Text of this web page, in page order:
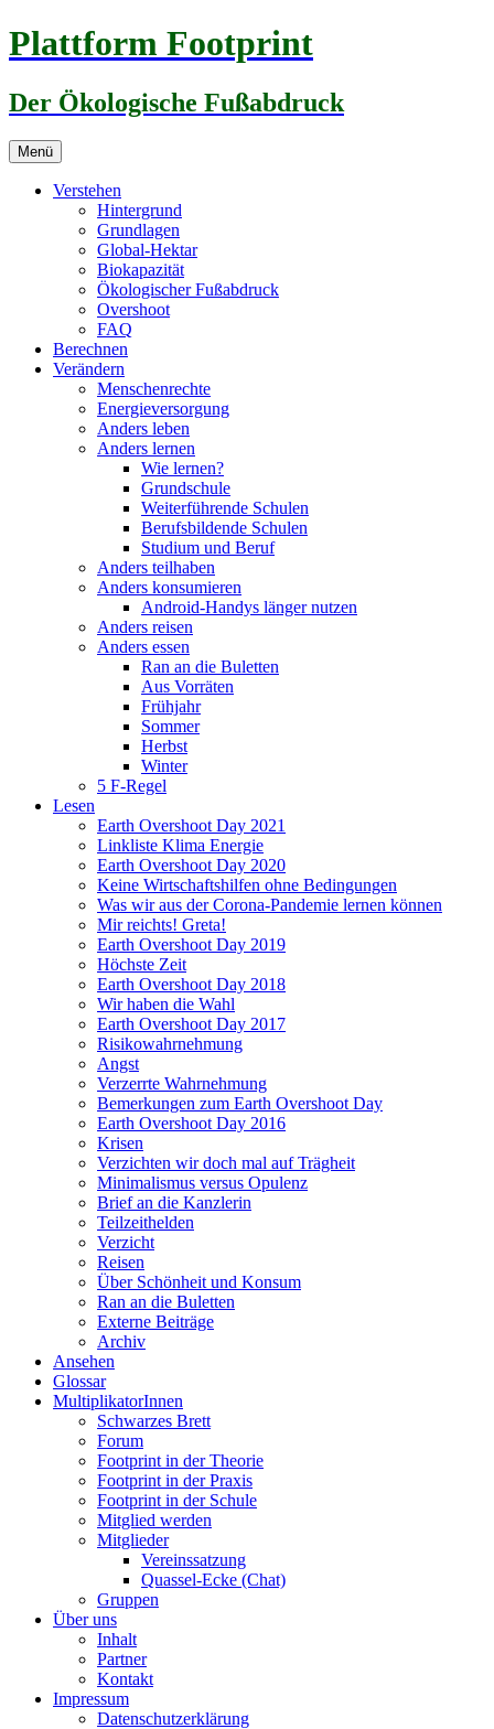
Zum
Inhalt
Plattform Footprint
Der Ökologische Fußabdruck
Menü
Verstehen
Hintergrund
Grundlagen
Global-Hektar
Biokapazität
Ökologischer Fußabdruck
Overshoot
FAQ
Berechnen
Verändern
Menschenrechte
Energieversorgung
Anders leben
Anders lernen
Wie lernen?
Grundschule
Weiterführende Schulen
Berufsbildende Schulen
Studium und Beruf
Anders teilhaben
Anders konsumieren
Android-Handys länger nutzen
Anders reisen
Anders essen
Ran an die Buletten
Aus Vorräten
Frühjahr
Sommer
Herbst
Winter
5 F-Regel
Lesen
Earth Overshoot Day 2021
Linkliste Klima Energie
Earth Overshoot Day 2020
Keine Wirtschaftshilfen ohne Bedingungen
Was wir aus der Corona-Pandemie lernen können
Mir reichts! Greta!
Earth Overshoot Day 2019
Höchste Zeit
Earth Overshoot Day 2018
Wir haben die Wahl
Earth Overshoot Day 2017
Risikowahrnehmung
Angst
Verzerrte Wahrnehmung
Bemerkungen zum Earth Overshoot Day
Earth Overshoot Day 2016
Krisen
Verzichten wir doch mal auf Trägheit
Minimalismus versus Opulenz
Brief an die Kanzlerin
Teilzeithelden
Verzicht
Reisen
Über Schönheit und Konsum
Ran an die Buletten
Externe Beiträge
Archiv
Ansehen
Glossar
MultiplikatorInnen
Schwarzes Brett
Forum
Footprint in der Theorie
Footprint in der Praxis
Footprint in der Schule
Mitglied werden
Mitglieder
Vereinssatzung
Quassel-Ecke (Chat)
Gruppen
Über uns
Inhalt
Partner
Kontakt
Impressum
Datenschutzerklärung